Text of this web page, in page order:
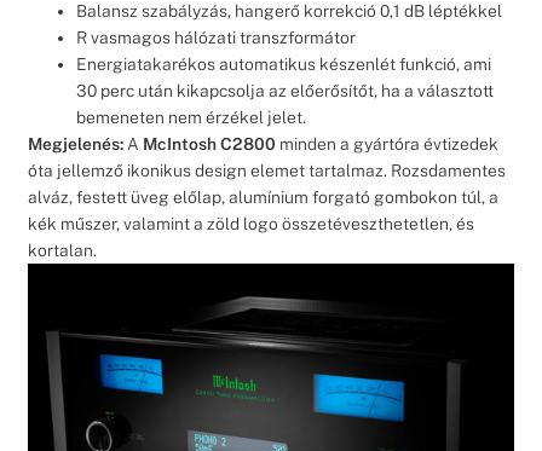
Balansz szabályzás, hangerő korrekció 0,1 dB léptékkel
R vasmagos hálózati transzformátor
Energiatakarékos automatikus készenlét funkció, ami
30 perc után kikapcsolja az előerősítőt, ha a választott
bemeneten nem érzékel jelet.
Megjelenés:A McIntosh C2800 minden a gyártóra évtizedek
óta jellemző ikonikus design elemet tartalmaz. Rozsdamentes
alváz, festett üveg előlap, alumínium forgató gombokon túl, a
kék műszer, valamint a zöld logo összetéveszthetetlen, és
kortalan.